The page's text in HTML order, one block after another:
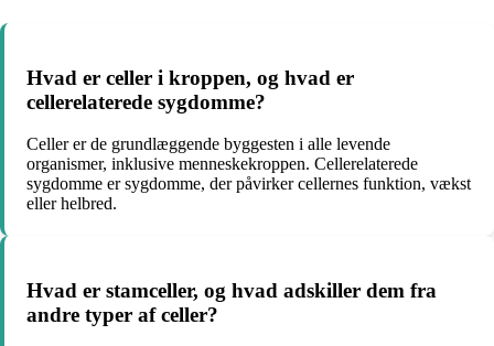
Hvad er celler i kroppen, og hvad er
cellerelaterede sygdomme?
Celler er de grundlæggende byggesten i alle levende
organismer, inklusive menneskekroppen. Cellerelaterede
sygdomme er sygdomme, der påvirker cellernes funktion, vækst
eller helbred.
Hvad er stamceller, og hvad adskiller dem fra
andre typer af celler?